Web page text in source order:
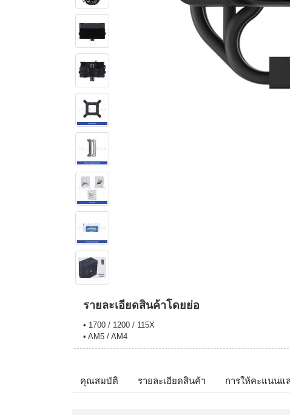
รายละเอียดสินค้าโดยย่อ
• 1700 / 1200 / 115X
• AM5 / AM4
คุณสมบัติ รายละเอียดสินค้า การให้คะแนนแ